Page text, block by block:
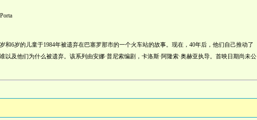
和6岁的儿童于1984年被遗弃在巴塞罗那市的一个火车站的故事。现在，40年后，他们自己推动了
以及他们为什么被遗弃。该系列由安娜·普尼索编剧，卡洛斯·阿隆索·奥赫亚执导。首映日期尚未公